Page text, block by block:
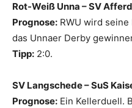
Rot-Weiß Unna – SV
Prognose: RWU wird
das Unnaer Derby
Tipp: 2:0.
SV Langschede – SuS
Prognose: Ein Kellerduell.